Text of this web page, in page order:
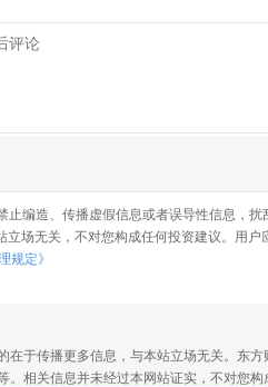
止编造、传播虚假信息或者误导性信息，
立场无关，不对您构成任何投资建议。用
规定》
在于传播更多信息，与本站立场无关。东
。相关信息并未经过本网站证实，不对您